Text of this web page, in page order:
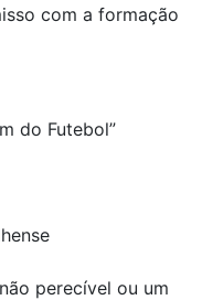
com a formação
do Futebol”
perecível ou um